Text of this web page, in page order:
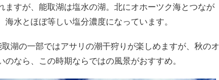
ますが、能取湖は塩水の湖。北にオホーツク海とつなが
海水とほぼ等しい塩分濃度になっています。
湖の一部ではアサリの潮干狩りが楽しめますが、秋のオ
なら、この時期ならではの風景がおすすめ。